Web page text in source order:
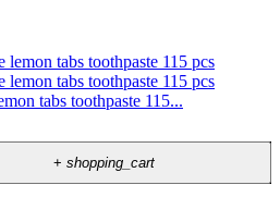
tabs toothpaste 115...
+shopping_cart